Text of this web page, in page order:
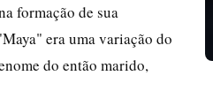
formação de sua
era uma variação do
do então marido,